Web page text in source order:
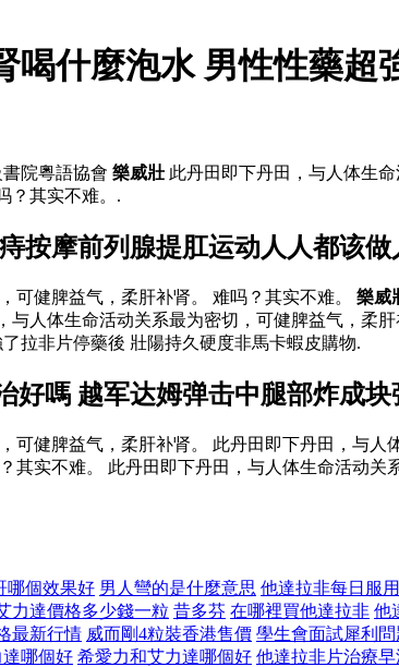
喝什麼泡水 男性性藥
院粵語協會 樂威壯 此丹田即下丹田，与人体生
？其实不难。.
按摩前列腺提肛运动人人都该
可健脾益气，柔肝补肾。 难吗？其实不难。 樂威
与人体生命活动关系最为密切，可健脾益气，柔肝
拉非片停藥後 壯陽持久硬度非馬卡蝦皮購物.
嗎 越军达姆弹击中腿部炸成
健脾益气，柔肝补肾。 此丹田即下丹田，与人
其实不难。 此丹田即下丹田，与人体生命活动关
哪個效果好 男人彎的是什麼意思 他達拉非每日服用
力達價格多少錢一粒 昔多芬 在哪裡買他達拉非 他
最新行情 威而剛4粒裝香港售價 學生會面試犀利問
哪個好 希愛力和艾力達哪個好 他達拉非片治療早